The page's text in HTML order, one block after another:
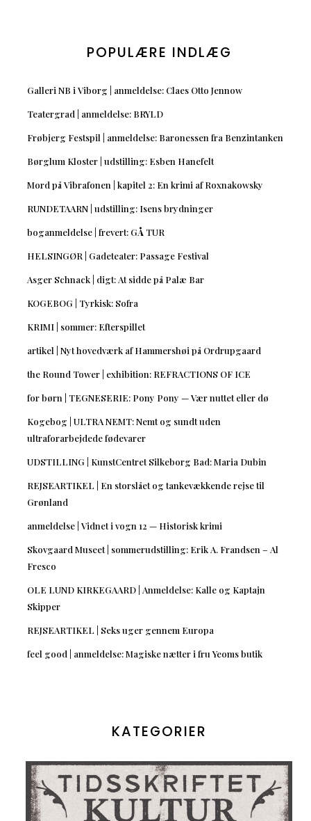
POPULÆRE INDLÆG
Galleri NB i Viborg | anmeldelse: Claes Otto Jennow
Teatergrad | anmeldelse: BRYLD
Frøbjerg Festspil | anmeldelse: Baronessen fra Benzintanken
Børglum Kloster | udstilling: Esben Hanefelt
Mord på Vibrafonen | kapitel 2: En krimi af Roxnakowsky
RUNDETAARN | udstilling: Isens brydninger
boganmeldelse | frevert: GÅ TUR
HELSINGØR | Gadeteater: Passage Festival
Asger Schnack | digt: At sidde på Palæ Bar
KOGEBOG | Tyrkisk: Sofra
KRIMI | sommer: Efterspillet
artikel | Nyt hovedværk af Hammershøi på Ordrupgaard
the Round Tower | exhibition: REFRACTIONS OF ICE
for børn | TEGNESERIE: Pony Pony — Vær nuttet eller dø
Kogebog | ULTRA NEMT: Nemt og sundt uden
ultraforarbejdede fødevarer
UDSTILLING | KunstCentret Silkeborg Bad: Maria Dubin
REJSEARTIKEL | En storslået og tankevækkende rejse til
Grønland
anmeldelse | Vidnet i vogn 12 — Historisk krimi
Skovgaard Museet | sommerudstilling: Erik A. Frandsen – Al
Fresco
OLE LUND KIRKEGAARD | Anmeldelse: Kalle og Kaptajn
Skipper
REJSEARTIKEL | Seks uger gennem Europa
feel good | anmeldelse: Magiske nætter i fru Yeoms butik
KATEGORIER